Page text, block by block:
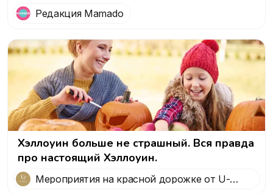
Редакция Mamado
Хэллоуин больше не страшный. Вся правда
про настоящий Хэллоуин.
Мероприятия на красной дорожке от U-